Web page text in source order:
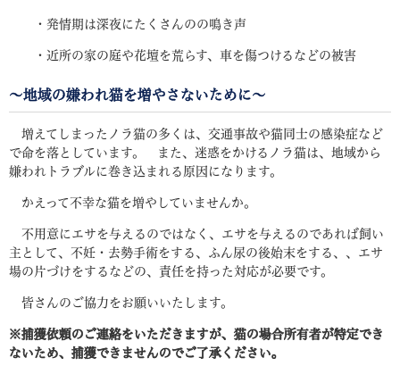
・発情期は深夜にたくさんのの鳴き声
・近所の家の庭や花壇を荒らす、車を傷つけるなどの被害
～地域の嫌われ猫を増やさないために～
増えてしまったノラ猫の多くは、交通事故や猫同士の感染症など
で命を落としています。 また、迷惑をかけるノラ猫は、地域から
嫌われトラブルに巻き込まれる原因になります。
かえって不幸な猫を増やしていませんか。
不用意にエサを与えるのではなく、エサを与えるのであれば飼い
主として、不妊・去勢手術をする、ふん尿の後始末をする、、エサ
場の片づけをするなどの、責任を持った対応が必要です。
皆さんのご協力をお願いいたします。
※捕獲依頼のご連絡をいただきますが、猫の場合所有者が特定でき
ないため、捕獲できませんのでご了承ください。